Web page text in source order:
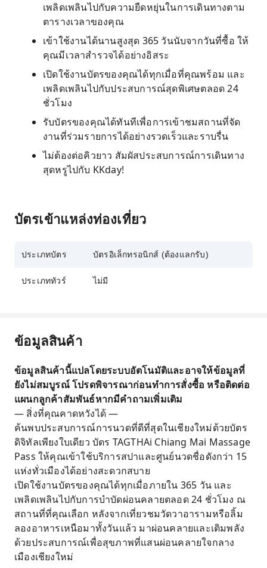
เพลิดเพลินไปกับความยืดหยุ่นในการเดินทางตาม
ตารางเวลาของคุณ
เข้าใช้งานได้นานสูงสุด 365 วันนับจากวันที่ซื้อ ให้
คุณมีเวลาสำรวจได้อย่างอิสระ
เปิดใช้งานบัตรของคุณได้ทุกเมื่อที่คุณพร้อม และ
เพลิดเพลินไปกับประสบการณ์สุดพิเศษตลอด 24
ชั่วโมง
รับบัตรของคุณได้ทันทีเพื่อการเข้าชมสถานที่จัด
งานที่ร่วมรายการได้อย่างรวดเร็วและราบรื่น
ไม่ต้องต่อคิวยาว สัมผัสประสบการณ์การเดินทาง
สุดหรูไปกับ KKday!
บัตรเข้าแหล่งท่องเที่ยว
ประเภทบัตร บัตรอิเล็กทรอนิกส์ (ต้องแลกรับ)
ประเภททัวร์ ไม่มี
ข้อมูลสินค้า
ข้อมูลสินค้านี้แปลโดยระบบอัตโนมัติและอาจให้ข้อมูลที่
ยังไม่สมบูรณ์ โปรดพิจารณาก่อนทำการสั่งซื้อ หรือติดต่อ
แผนกลูกค้าสัมพันธ์หากมีคำถามเพิ่มเติม
— สิ่งที่คุณคาดหวังได้ —
ค้นพบประสบการณ์การนวดที่ดีที่สุดในเชียงใหม่ด้วยบัตร
ดิจิทัลเพียงใบเดียว บัตร TAGTHAi Chiang Mai Massage
Pass ให้คุณเข้าใช้บริการสปาและศูนย์นวดชื่อดังกว่า 15
แห่งทั่วเมืองได้อย่างสะดวกสบาย
เปิดใช้งานบัตรของคุณได้ทุกเมื่อภายใน 365 วัน และ
เพลิดเพลินไปกับการบำบัดผ่อนคลายตลอด 24 ชั่วโมง ณ
สถานที่ที่คุณเลือก หลังจากเที่ยวชมวัดวาอารามหรือลิ้ม
ลองอาหารเหนือมาทั้งวันแล้ว มาผ่อนคลายและเติมพลัง
ด้วยประสบการณ์เพื่อสุขภาพที่แสนผ่อนคลายใจกลาง
เมืองเชียงใหม่